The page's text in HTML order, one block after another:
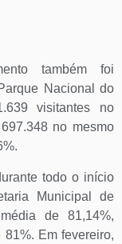
também foi
Nacional do
visitantes no
no mesmo
todo o início
Municipal de
de 81,14%,
Em fevereiro,